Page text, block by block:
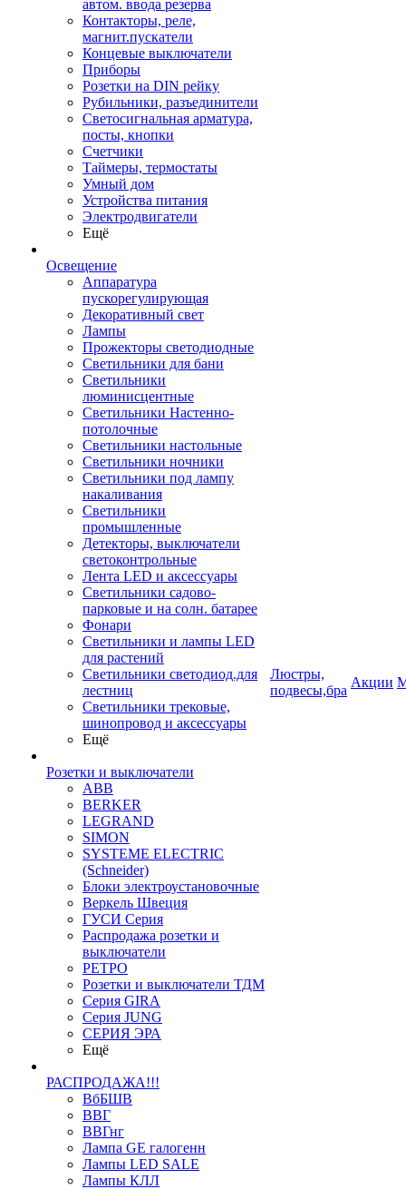
автом. ввода резерва
Контакторы, реле,
магнит.пускатели
Концевые выключатели
Приборы
Розетки на DIN рейку
Рубильники, разъединители
Светосигнальная арматура,
посты, кнопки
Счетчики
Таймеры, термостаты
Умный дом
Устройства питания
Электродвигатели
Ещё
Освещение
Аппаратура
пускорегулирующая
Декоративный свет
Лампы
Прожекторы светодиодные
Светильники для бани
Светильники
люминисцентные
Светильники Настенно-
потолочные
Светильники настольные
Светильники ночники
Светильники под лампу
накаливания
Светильники
промышленные
Детекторы, выключатели
светоконтрольные
Лента LED и аксессуары
Светильники садово-
парковые и на солн. батарее
Фонари
Светильники и лампы LED
для растений
Светильники светодиод.для
лестниц
Светильники трековые,
шинопровод и аксессуары
Ещё
Розетки и выключатели
ABB
BERKER
LEGRAND
SIMON
SYSTEME ELECTRIC
(Schneider)
Блоки электроустановочные
Веркель Швеция
ГУСИ Серия
Распродажа розетки и
выключатели
РЕТРО
Розетки и выключатели ТДМ
Серия GIRA
Серия JUNG
СЕРИЯ ЭРА
Ещё
РАСПРОДАЖА!!!
ВбБШВ
ВВГ
ВВГнг
Лампа GE галогенн
Лампы LED SALE
Лампы КЛЛ
Люстры,
подвесы,бра
Акции